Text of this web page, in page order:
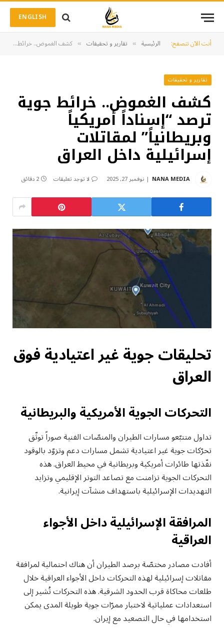
ENGLISH
أنت الآن تتصفح: الرئيسية » تقارير و تحقيقات » كشف الغموض.. خرائط جوية ترصد “إسناداً أمريكياً وبريطانياً” لمقاتلات إسرائيلية داخل العراق
تقارير و تحقيقات
كشف الغموض.. خرائط جوية
ترصد “إسناداً أمريكياً
وبريطانياً” لمقاتلات
إسرائيلية داخل العراق
NANA MEDIA نوفمبر 27, 2025 لا توجد تعليقات 2 دقائق
تحليقات جوية غير اعتيادية فوق
العراق
التحركات الجوية الأمريكية والبريطانية
تداول متتبّعو مسارات الطيران والمنصّات الفنية صوراً توثّق
تحرّكات جوية غير اعتيادية تشمل مسارات دعم وتزوّد بالوقود
نفّذتها طائرات أمريكية وبريطانية في محيط العراق. هذه
التحركات الجوية تزامنت مع تصاعد التوتر الإقليمي وتزايد
التهديدات الإسرائيلية باستهداف منشآت إيرانية.
المرافقة الإسرائيلية داخل الأجواء
العراقية
أفادت مصادر مختصّة برصد الطيران أن هناك احتمالية لمرافقة
مقاتلات إسرائيلية لهذه التحركات داخل الأجواء العراقية خلال
طلعات محاكاة قرب الحدود الشرقية. هذه التحركات تُشير إلى
استعدادات عملياتية لاختبار ممرّات جوية طويلة المدى يمكن
استخدامها في حال التصعيد مع إيران.